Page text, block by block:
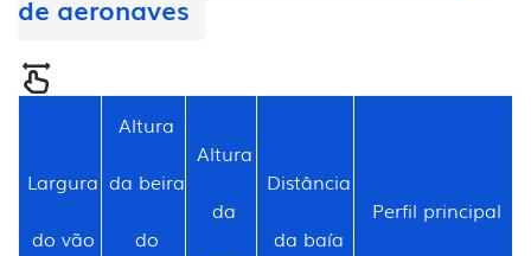
de aeronaves
Largura
do vão
Altura
da beira
do
Altura
da
Distância
da baía
Perfil principal